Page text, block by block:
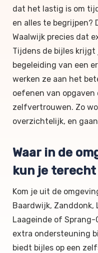
dat het lastig is om
en alles te begrijpen?
Waalwijk precies dat
Tijdens de bijles
begeleiding van een
werken ze aan het
oefenen van
zelfvertrouwen. Zo
overzichtelijk, en
Waar in de
kun je
Kom je uit de
Baardwijk, Zanddonk,
Laageinde of Sprang-
extra ondersteuning
biedt bijles op een